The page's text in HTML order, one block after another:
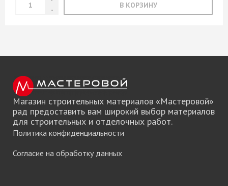
В КОРЗИНУ
Магазин строительных материалов «Мастеровой»
рад предоставить вам широкий выбор материалов
для строительных и отделочных работ.
Политика конфиденциальности
Согласие на обработку данных